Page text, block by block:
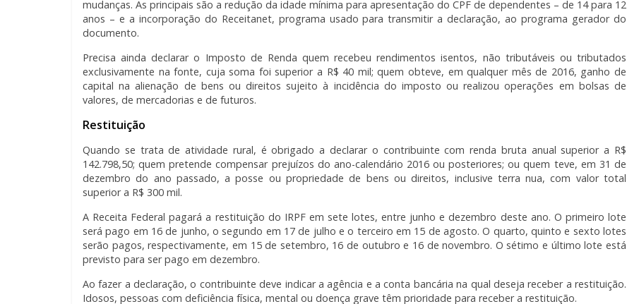
mudanças. As principais são a redução da idade mínima para apresentação do CPF de dependentes – de 14 para 12
anos – e a incorporação do Receitanet, programa usado para transmitir a declaração, ao programa gerador do
documento.
Precisa ainda declarar o Imposto de Renda quem recebeu rendimentos isentos, não tributáveis ou tributados
exclusivamente na fonte, cuja soma foi superior a R$ 40 mil; quem obteve, em qualquer mês de 2016, ganho de
capital na alienação de bens ou direitos sujeito à incidência do imposto ou realizou operações em bolsas de
valores, de mercadorias e de futuros.
Restituição
Quando se trata de atividade rural, é obrigado a declarar o contribuinte com renda bruta anual superior a R$
142.798,50; quem pretende compensar prejuízos do ano-calendário 2016 ou posteriores; ou quem teve, em 31 de
dezembro do ano passado, a posse ou propriedade de bens ou direitos, inclusive terra nua, com valor total
superior a R$ 300 mil.
A Receita Federal pagará a restituição do IRPF em sete lotes, entre junho e dezembro deste ano. O primeiro lote
será pago em 16 de junho, o segundo em 17 de julho e o terceiro em 15 de agosto. O quarto, quinto e sexto lotes
serão pagos, respectivamente, em 15 de setembro, 16 de outubro e 16 de novembro. O sétimo e último lote está
previsto para ser pago em dezembro.
Ao fazer a declaração, o contribuinte deve indicar a agência e a conta bancária na qual deseja receber a restituição.
Idosos, pessoas com deficiência física, mental ou doença grave têm prioridade para receber a restituição.